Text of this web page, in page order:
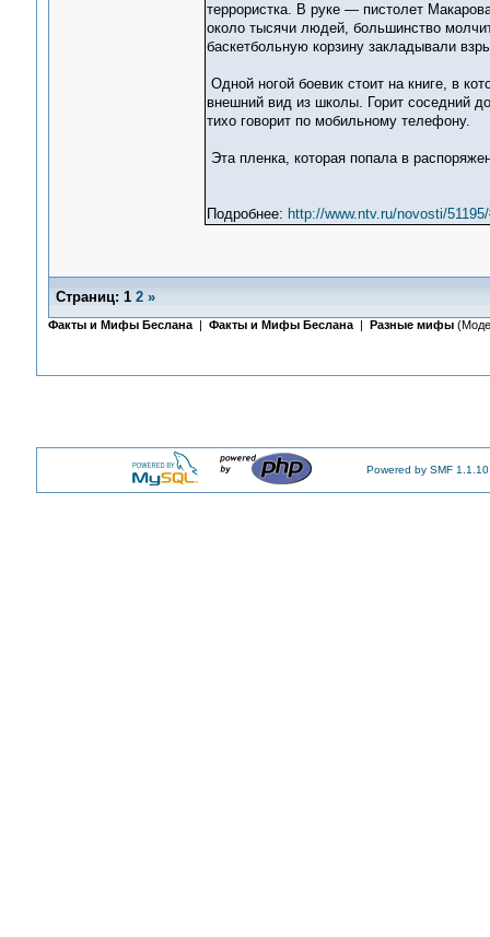
террористка. В руке — пистолет
около тысячи людей, большинство
баскетбольную корзину закладывали
Одной ногой боевик стоит на книге, в
внешний вид из школы. Горит соседний
тихо говорит по мобильному телефону.
Эта пленка, которая попала в
Подробнее: http://www.ntv.ru/novosti/
Страниц: 1 2 »
Факты и Мифы Беслана| Факты и Мифы Беслана| Разные мифы
Powered by SMF 1.1.10